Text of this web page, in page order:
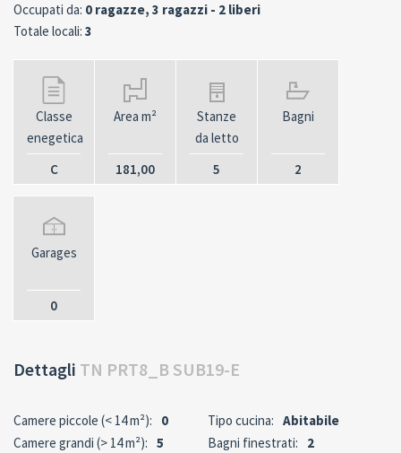
Occupati da: 0 ragazze, 3 ragazzi - 2 liberi
Totale locali: 3
Classe
enegetica
C
Area m²
181,00
Stanze
da letto
5
Bagni
2
Garages
0
Dettagli TN PRT8_B SUB19-E
Camere piccole (< 14 m²):
0
Camere grandi (> 14 m²): 5
Tipo cucina: Abitabile
Bagni finestrati:
2